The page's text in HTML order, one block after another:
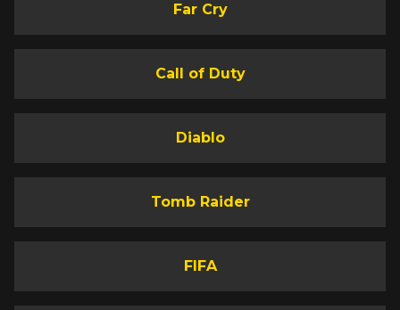
Far Cry
Call of Duty
Diablo
Tomb Raider
FIFA